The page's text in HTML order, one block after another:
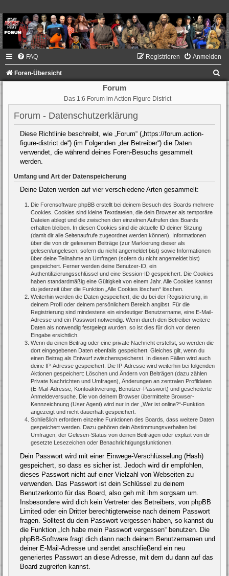
FAQ Anmelden
Registrieren
Foren-Übersicht
Forum
Das 1:6 Forum im Action Figure District
Forum - Datenschutzerklärung
Diese Richtlinie beschreibt, wie „Forum“ („https://forum.action-
figure-district.de“) (im Folgenden „der Betreiber“) die Daten
verwendet, die während deines Foren-Besuchs gesammelt
werden.
Umfang und Art der Datenspeicherung
Deine Daten werden auf vier verschiedene Arten gesammelt:
Die Forensoftware phpBB erstellt bei deinem Besuch des Boards mehrere
Cookies. Cookies sind kleine Textdateien, die dein Browser als temporäre
Dateien ablegt und die zwischen den einzelnen Aufrufen des Boards
erhalten bleiben. In diesen Cookies sind die aktuelle ID deiner Sitzung
(damit dir alle Seitenaufrufe zugeordnet werden können), Informationen
über die von dir gelesenen Beiträge (zur Markierung dieser als
gelesen/ungelesen; sofern du nicht angemeldet bist) sowie Informationen
über deine Teilnahme an Umfragen (sofern du nicht angemeldet bist)
gespeichert. Ferner werden deine Benutzer-ID, ein
Authentifizierungsschlüssel und eine Session-ID gespeichert. Die Cookies
haben standardmäßig eine Gültigkeit von einem Jahr. Alle Cookies kannst
du jederzeit über die Funktion „Alle Cookies löschen“ löschen.
Weiterhin werden die Daten gespeichert, die du bei der Registrierung, in
deinem Profil oder deinem persönlichem Bereich angibst. Für die
Registrierung sind mindestens ein eindeutiger Benutzername, eine E-Mail-
Adresse und ein Passwort notwendig. Wenn durch den Betreiber weitere
Daten als notwendig festgelegt wurden, so ist dies für dich vor deren
Eingabe ersichtlich.
Wenn du einen Beitrag oder eine private Nachricht erstellst, so werden die
dort eingegebenen Daten ebenfalls gespeichert. Gleiches gilt, wenn du
einen Beitrag als Entwurf zwischenspeicherst. In diesen Fällen wird auch
deine IP-Adresse gespeichert. Die IP-Adresse wird weiterhin bei folgenden
Aktionen gespeichert: Löschen und Ändern von Beiträgen (dazu zählen
Private Nachrichten und Umfragen), Änderungen an zentralen Profildaten
(E-Mail-Adresse, Kontoaktivierung, Benutzer-Passwort) und gescheiterte
Anmeldeversuche. Die von deinem Browser übermittelte Browser-
Kennzeichnung (User Agent) wird nur in der „Wer ist online?“-Funktion
angezeigt und nicht dauerhaft gespeichert.
Schließlich erfordern einzelne Funktionen des Boards, dass weitere Daten
gespeichert werden. Dazu gehören dein Abstimmungsverhalten bei
Umfragen, der Gelesen-Status von deinen Beiträgen oder explizit von dir
gesetzte Lesezeichen oder Benachrichtigungsfunktionen.
Dein Passwort wird mit einer Einwege-Verschlüsselung (Hash)
gespeichert, so dass es sicher ist. Jedoch wird dir empfohlen,
dieses Passwort nicht auf einer Vielzahl von Webseiten zu
verwenden. Das Passwort ist dein Schlüssel zu deinem
Benutzerkonto für das Board, also geh mit ihm sorgsam um.
Insbesondere wird dich kein Vertreter des Betreibers, von phpBB
Limited oder ein Dritter berechtigterweise nach deinem Passwort
fragen. Solltest du dein Passwort vergessen haben, so kannst du
die Funktion „Ich habe mein Passwort vergessen“ benutzen. Die
phpBB-Software fragt dich dann nach deinem Benutzernamen und
deiner E-Mail-Adresse und sendet anschließend ein neu
generiertes Passwort an diese Adresse, mit dem du dann auf das
Board zugreifen kannst.